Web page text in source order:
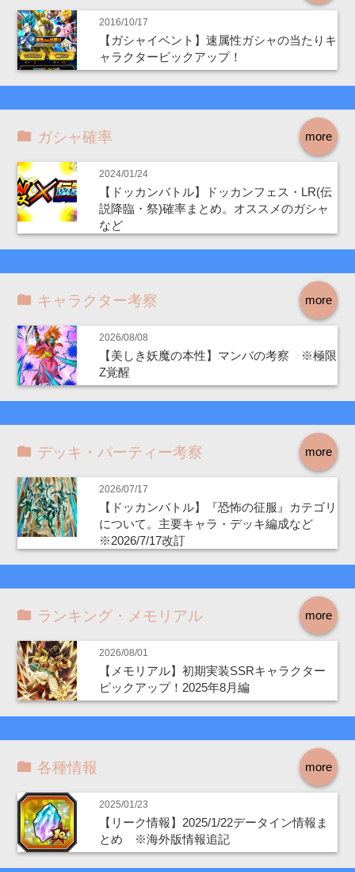
2016/10/17
【ガシャイベント】速属性ガシャの当たりキ
ャラクターピックアップ！
more
ガシャ確率
2024/01/24
【ドッカンバトル】ドッカンフェス・LR(伝
説降臨・祭)確率まとめ。オススメのガシャ
など
more
キャラクター考察
2026/08/08
【美しき妖魔の本性】マンバの考察 ※極限
Z覚醒
more
デッキ・パーティー考察
2026/07/17
【ドッカンバトル】『恐怖の征服』カテゴリ
について。主要キャラ・デッキ編成など
※2026/7/17改訂
more
ランキング・メモリアル
2026/08/01
【メモリアル】初期実装SSRキャラクター
ピックアップ！2025年8月編
more
各種情報
2025/01/23
【リーク情報】2025/1/22データイン情報ま
とめ ※海外版情報追記